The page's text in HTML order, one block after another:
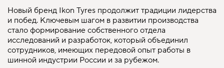
Новый бренд Ikon Tyres продолжит традиции лидерства
и побед. Ключевым шагом в развитии производства
стало формирование собственного отдела
исследований и разработок, который объединил
сотрудников, имеющих передовой опыт работы в
шинной индустрии России и за рубежом.